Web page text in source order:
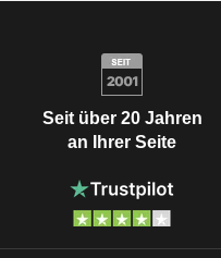
Seit über 20 Jahren
an Ihrer Seite